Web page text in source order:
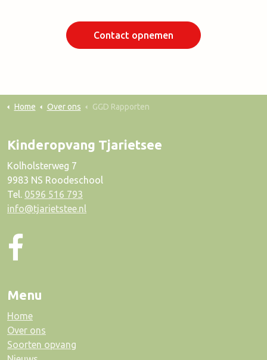
Contact opnemen
Home Over ons GGD Rapporten
Kinderopvang Tjarietsee
Kolholsterweg 7
9983 NS Roodeschool
Tel. 0596 516 793
info@tjarietstee.nl
Menu
Home
Over ons
Soorten opvang